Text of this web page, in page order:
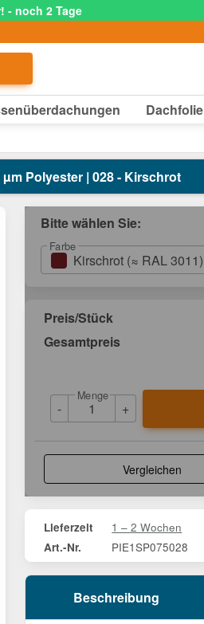
- noch 2 Tage
Dachfolie
µm Polyester | 028 - Kirschrot
Bitte wählen Sie:
Farbe
Kirschrot (≈ RAL 3011)
Preis/Stück
Gesamtpreis
-
Menge
+
Vergleichen
Lieferzeit 1 – 2 Wochen
Art.-Nr. PIE1SP075028
Beschreibung